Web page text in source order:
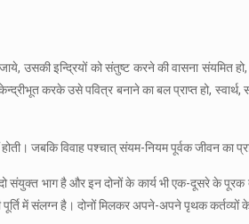
उसकी इन्द्रियों को संतुष्ट करने की वासना संयमित
करके उसे पवित्र बनाने का बल प्राप्त हो,
जबकि विवाह पश्चात् संयम-नियम पूर्वक जीवन का
संयुक्त भाग है और इन दोनों के कार्य भी एक-दूसरे के
पूर्ति में संलग्न है। दोनों मिलकर अपने-अपने पृथक